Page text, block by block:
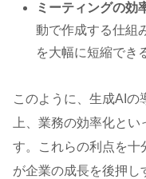
ミーティングの効
動で作成する仕組
を大幅に短縮でき
このように、生成AIの
上、業務の効率化と
す。これらの利点を十
が企業の成長を後押し